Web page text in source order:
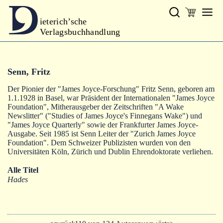
ieterich’sche
Verlagsbuchhandlung
Gesamtprogramm
Autoren
Warenkorb
Senn, Fritz
Der Pionier der "James Joyce-Forschung" Fritz Senn, geboren am
1.1.1928 in Basel, war Präsident der Internationalen "James Joyce
Foundation", Mitherausgeber der Zeitschriften "A Wake
Newslitter" ("Studies of James Joyce's Finnegans Wake") und
"James Joyce Quarterly" sowie der Frankfurter James Joyce-
Ausgabe. Seit 1985 ist Senn Leiter der "Zurich James Joyce
Foundation". Dem Schweizer Publizisten wurden von den
Universitäten Köln, Zürich und Dublin Ehrendoktorate verliehen.
Alle Titel
Hades